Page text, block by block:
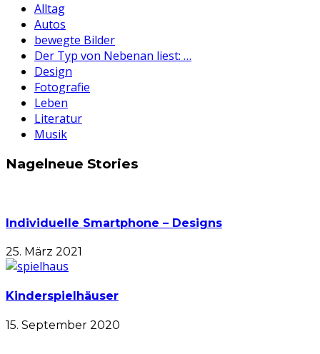
Alltag
Autos
bewegte Bilder
Der Typ von Nebenan liest: …
Design
Fotografie
Leben
Literatur
Musik
Nagelneue Stories
Individuelle Smartphone – Designs
25. März 2021
Kinderspielhäuser
15. September 2020